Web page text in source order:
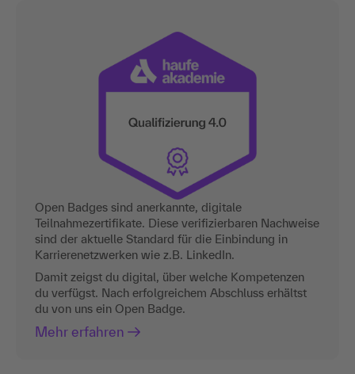
Open Badges sind anerkannte, digitale
Teilnahmezertifikate. Diese verifizierbaren Nachweise
sind der aktuelle Standard für die Einbindung in
Karrierenetzwerken wie z.B. LinkedIn.
Damit zeigst du digital, über welche Kompetenzen
du verfügst. Nach erfolgreichem Abschluss erhältst
du von uns ein Open Badge.
Mehr erfahren